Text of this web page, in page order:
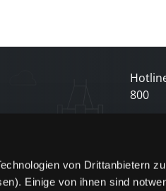
von Drittanbietern
Einige von ihnen sind
800
und